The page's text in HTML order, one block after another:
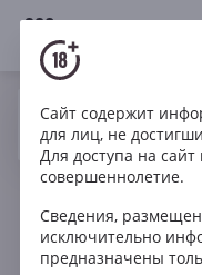
18+
Ваш город
Вино
Willm
Сайт содержит
для лиц, не
Для доступа на сайт
совершеннолетие.
Сведения,
исключительно
предназначены